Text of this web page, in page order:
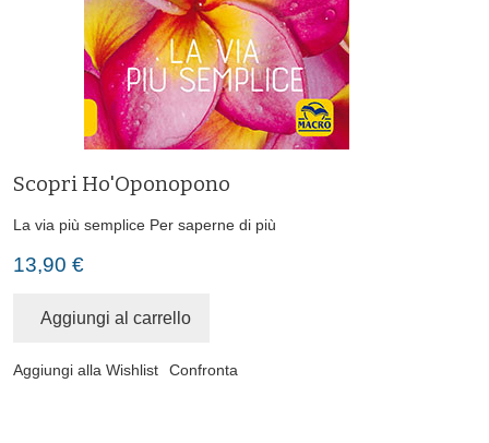
Scopri Ho'Oponopono
La via più semplice Per saperne di più
13,90 €
Aggiungi al carrello
Aggiungi alla Wishlist Confronta